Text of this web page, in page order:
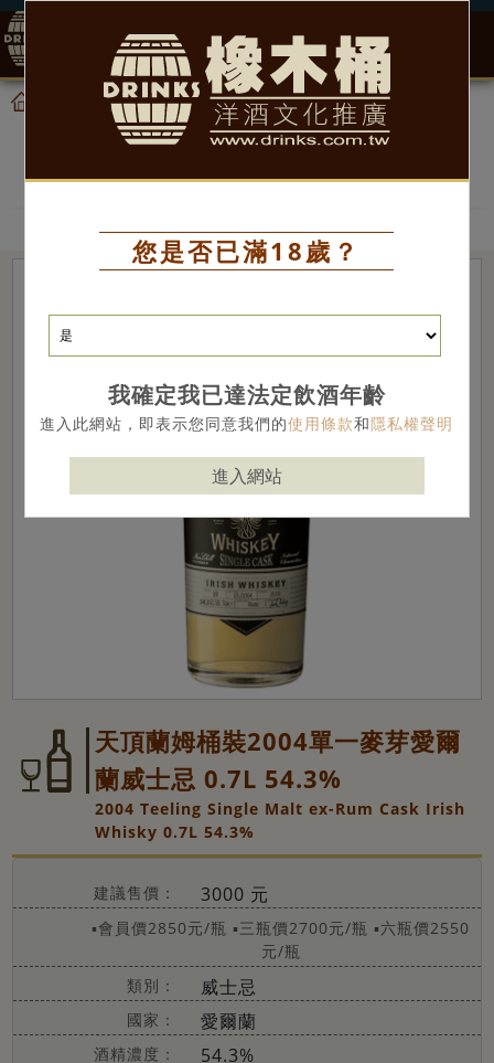
0
您是否已滿18歲？
我確定我已達法定飲酒年齡
進入此網站，即表示您同意我們的使用條款和隱私權聲明
進入網站
產品 威士忌
威士忌
天頂蘭姆桶裝2004單一麥芽愛爾
蘭威士忌 0.7L 54.3%
2004 Teeling Single Malt ex-Rum Cask Irish
Whisky 0.7L 54.3%
建議售價： 3000 元
▪會員價2850元/瓶 ▪三瓶價2700元/瓶 ▪六瓶價2550
元/瓶
類別：
威士忌
國家： 愛爾蘭
酒精濃度： 54.3%